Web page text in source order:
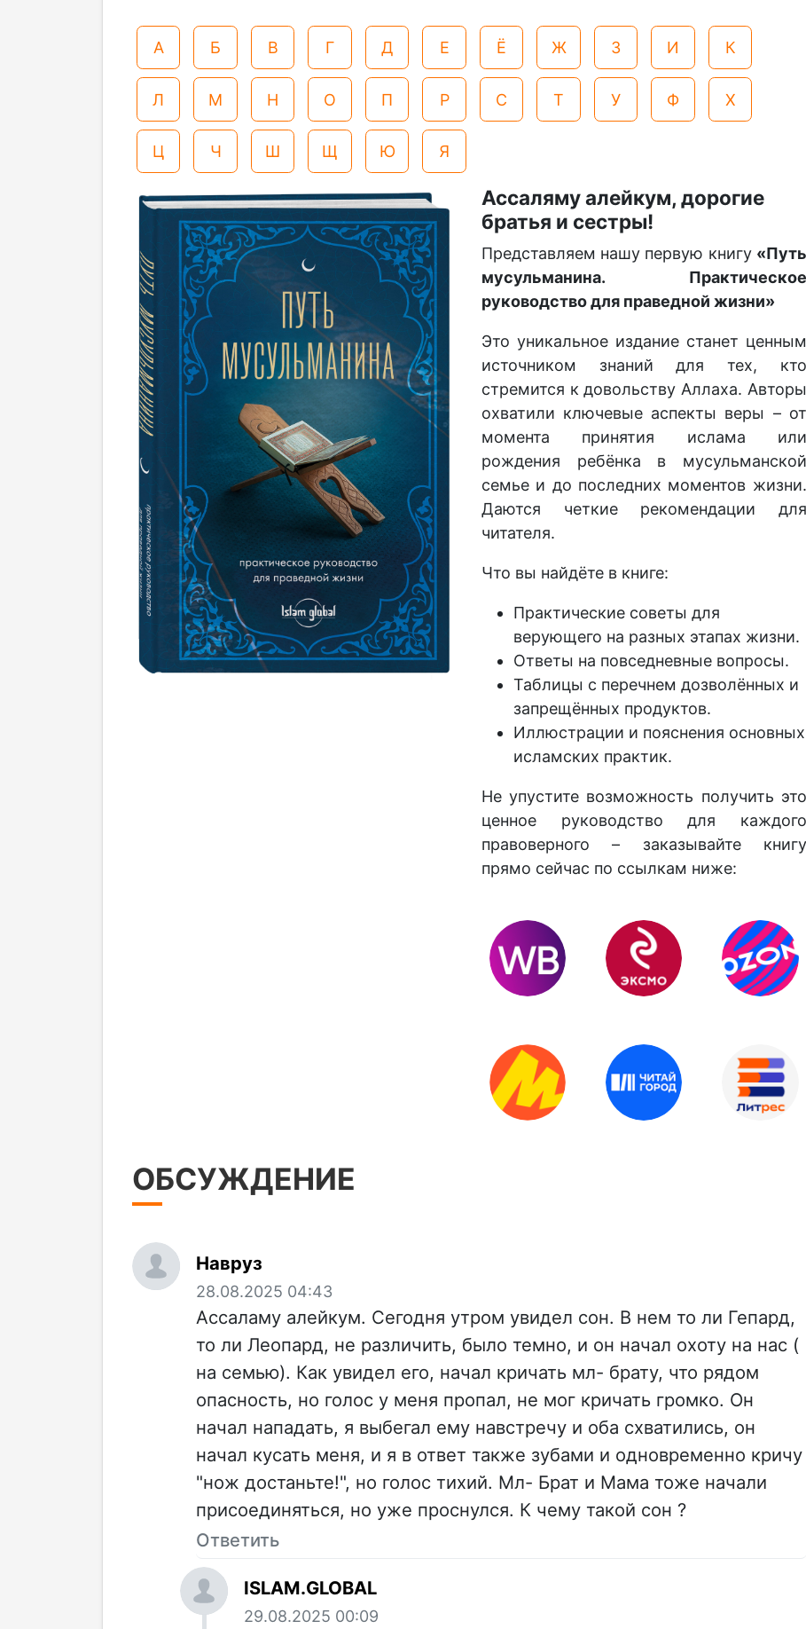
А Б В Г Д Е Ё Ж З И К
Л М Н О П Р С Т У Ф Х
Ц Ч Ш Щ Ю Я
Ассаляму алейкум, дорогие
братья и сестры!
Представляем нашу первую книгу «Путь
мусульманина. Практическое
руководство для праведной жизни»
Это уникальное издание станет ценным
источником знаний для тех, кто
стремится к довольству Аллаха. Авторы
охватили ключевые аспекты веры – от
момента принятия ислама или
рождения ребёнка в мусульманской
семье и до последних моментов жизни.
Даются четкие рекомендации для
читателя.
Что вы найдёте в книге:
Практические советы для
верующего на разных этапах жизни.
Ответы на повседневные вопросы.
Таблицы с перечнем дозволённых и
запрещённых продуктов.
Иллюстрации и пояснения основных
исламских практик.
Не упустите возможность получить это
ценное руководство для каждого
правоверного – заказывайте книгу
прямо сейчас по ссылкам ниже:
ОБСУЖДЕНИЕ
Навруз
28.08.2025 04:43
Ассаламу алейкум. Сегодня утром увидел сон. В нем то ли Гепард,
то ли Леопард, не различить, было темно, и он начал охоту на нас (
на семью). Как увидел его, начал кричать мл- брату, что рядом
опасность, но голос у меня пропал, не мог кричать громко. Он
начал нападать, я выбегал ему навстречу и оба схватились, он
начал кусать меня, и я в ответ также зубами и одновременно кричу
"нож достаньте!", но голос тихий. Мл- Брат и Мама тоже начали
присоединяться, но уже проснулся. К чему такой сон ?
Ответить
ISLAM.GLOBAL
29.08.2025 00:09